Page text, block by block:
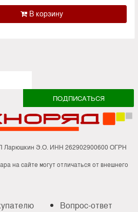
Ларюшкин Э.О. ИНН 262902900600 ОГРН
на сайте могут отличаться от внешнего
Вопрос-ответ